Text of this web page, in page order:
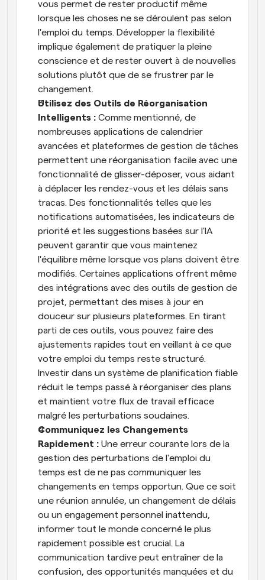
vous permet de rester productif même
lorsque les choses ne se déroulent pas selon
l'emploi du temps. Développer la flexibilité
implique également de pratiquer la pleine
conscience et de rester ouvert à de nouvelles
solutions plutôt que de se frustrer par le
changement.
Utilisez des Outils de Réorganisation
Intelligents : Comme mentionné, de
nombreuses applications de calendrier
avancées et plateformes de gestion de tâches
permettent une réorganisation facile avec une
fonctionnalité de glisser-déposer, vous aidant
à déplacer les rendez-vous et les délais sans
tracas. Des fonctionnalités telles que les
notifications automatisées, les indicateurs de
priorité et les suggestions basées sur l'IA
peuvent garantir que vous maintenez
l'équilibre même lorsque vos plans doivent être
modifiés. Certaines applications offrent même
des intégrations avec des outils de gestion de
projet, permettant des mises à jour en
douceur sur plusieurs plateformes. En tirant
parti de ces outils, vous pouvez faire des
ajustements rapides tout en veillant à ce que
votre emploi du temps reste structuré.
Investir dans un système de planification fiable
réduit le temps passé à réorganiser des plans
et maintient votre flux de travail efficace
malgré les perturbations soudaines.
Communiquez les Changements
Rapidement : Une erreur courante lors de la
gestion des perturbations de l'emploi du
temps est de ne pas communiquer les
changements en temps opportun. Que ce soit
une réunion annulée, un changement de délais
ou un engagement personnel inattendu,
informer tout le monde concerné le plus
rapidement possible est crucial. La
communication tardive peut entraîner de la
confusion, des opportunités manquées et du